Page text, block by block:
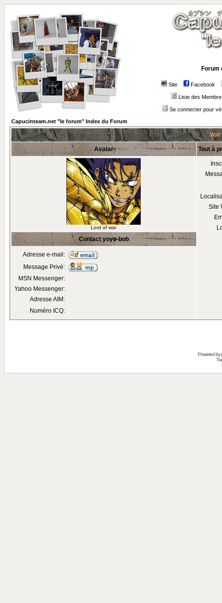
Forum
Site Facebook
Liste des
Se connecter pour
Capucinteam.net "le forum" Index du Forum
Avatar Tout à
Lord of war
Site
Contact yoyo-bob
Adresse e-mail:
Message Privé:
MSN Messenger:
Yahoo Messenger:
Adresse AIM:
Numéro ICQ:
Powered by